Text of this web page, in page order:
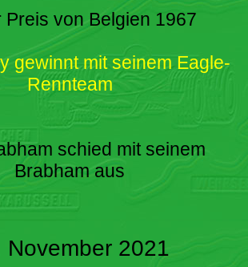
Preis von Belgien 1967
gewinnt mit seinem Eagle-
Rennteam
schied mit seinem
Brabham aus
November 2021